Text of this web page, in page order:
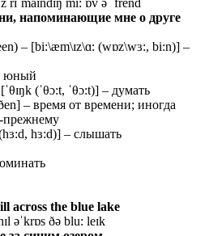
напоминающие мне о друге
– [bi:\æm\ɪz\ɑ: (wɒz\wɜ:, bi:n)] –
юный
(ˈθɔ:t, ˈθɔ:t)] – думать
– время от времени; иногда
прежнему
hɜ:d)] – слышать
across the blue lake
əˈkrɒs ðə blu: leɪk